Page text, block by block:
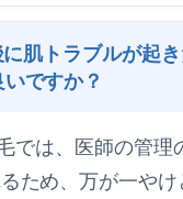
肌トラブルが起
ですか？
では、医師の管理
ため、万が一やけ